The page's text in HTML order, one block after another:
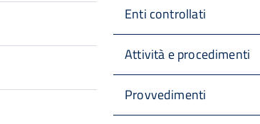
Enti controllati
Attività e procedimenti
Provvedimenti